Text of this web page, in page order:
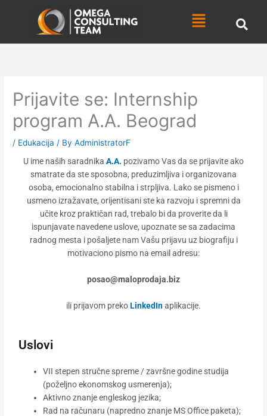
Menu
Prijavite se: Internship
program A.A. Beograd
/ Edukacija / ByAdministratorF
U ime naših saradnika A.A. pozivamo Vas da se prijavite ako
smatrate da ste sposobna, preduzimljiva i organizovana
osoba, emocionalno stabilna i strpljiva. Lako se pismeno i
usmeno izražavate, orijentisani ste ka razvoju i spremni da
učite kroz praktičan rad, trebalo bi da proverite da li
ispunjavate navedene uslove, upoznate se sa zadacima
radnog mesta i pošaljete nam Vašu prijavu uz biografiju i
motivaciono pismo na email adresu:
posao@maloprodaja.biz
ili prijavom prekoLinkedInaplikacije.
Uslovi
VII stepen stručne spreme / završne godine studija
(poželjno ekonomskog usmerenja);
Aktivno znanje engleskog jezika;
Rad na računaru (napredno znanje MS Office paketa);